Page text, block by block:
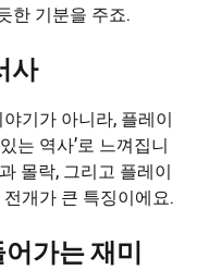
한 기분을 주죠.
사
기가 아니라, 플레이
는 역사’로 느껴집니
몰락, 그리고 플레이
개가 큰 특징이에요.
가는 재미